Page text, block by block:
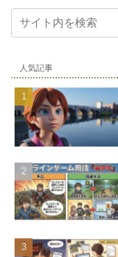
人気記事